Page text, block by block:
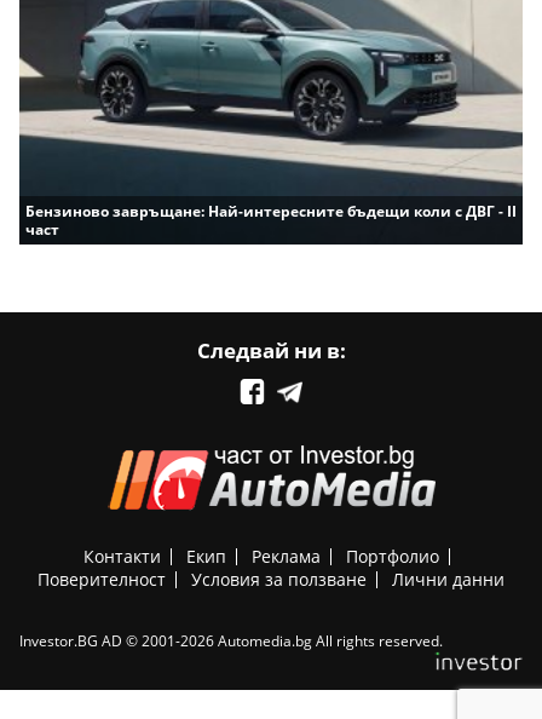
Бензиново завръщане: Най-интересните бъдещи коли с ДВГ - II
част
Следвай ни в:
Контакти Екип Реклама
Портфолио
Поверителност
Условия за ползване Лични данни
Investor.BG AD © 2001-2026 Automedia.bg All rights reserved.